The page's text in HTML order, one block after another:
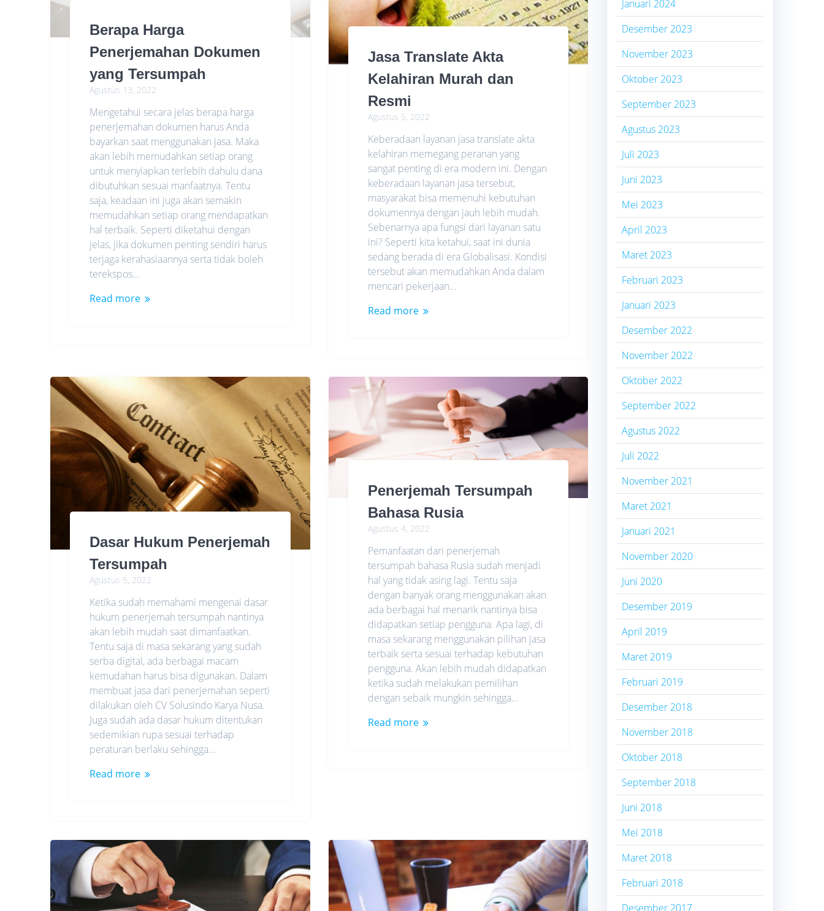
Berapa Harga
Penerjemahan Dokumen
yang Tersumpah
Agustus 13, 2022
Mengetahui secara jelas berapa harga
penerjemahan dokumen harus Anda
bayarkan saat menggunakan jasa. Maka
akan lebih memudahkan setiap orang
untuk menyiapkan terlebih dahulu dana
dibutuhkan sesuai manfaatnya. Tentu
saja, keadaan ini juga akan semakin
memudahkan setiap orang mendapatkan
hal terbaik. Seperti diketahui dengan
jelas, jika dokumen penting sendiri harus
terjaga kerahasiaannya serta tidak boleh
terekspos…
Read more
Jasa Translate Akta
Kelahiran Murah dan
Resmi
Agustus 5, 2022
Keberadaan layanan jasa translate akta
kelahiran memegang peranan yang
sangat penting di era modern ini. Dengan
keberadaan layanan jasa tersebut,
masyarakat bisa memenuhi kebutuhan
dokumennya dengan jauh lebih mudah.
Sebenarnya apa fungsi dari layanan satu
ini? Seperti kita ketahui, saat ini dunia
sedang berada di era Globalisasi. Kondisi
tersebut akan memudahkan Anda dalam
mencari pekerjaan…
Read more
Dasar Hukum Penerjemah
Tersumpah
Agustus 5, 2022
Ketika sudah memahami mengenai dasar
hukum penerjemah tersumpah nantinya
akan lebih mudah saat dimanfaatkan.
Tentu saja di masa sekarang yang sudah
serba digital, ada berbagai macam
kemudahan harus bisa digunakan. Dalam
membuat jasa dari penerjemahan seperti
dilakukan oleh CV Solusindo Karya Nusa.
Juga sudah ada dasar hukum ditentukan
sedemikian rupa sesuai terhadap
peraturan berlaku sehingga…
Read more
Penerjemah Tersumpah
Bahasa Rusia
Agustus 4, 2022
Pemanfaatan dari penerjemah
tersumpah bahasa Rusia sudah menjadi
hal yang tidak asing lagi. Tentu saja
dengan banyak orang menggunakan akan
ada berbagai hal menarik nantinya bisa
didapatkan setiap pengguna. Apa lagi, di
masa sekarang menggunakan pilihan jasa
terbaik serta sesuai terhadap kebutuhan
pengguna. Akan lebih mudah didapatkan
ketika sudah melakukan pemilihan
dengan sebaik mungkin sehingga…
Read more
Januari 2024
Desember 2023
November 2023
Oktober 2023
September 2023
Agustus 2023
Juli 2023
Juni 2023
Mei 2023
April 2023
Maret 2023
Februari 2023
Januari 2023
Desember 2022
November 2022
Oktober 2022
September 2022
Agustus 2022
Juli 2022
November 2021
Maret 2021
Januari 2021
November 2020
Juni 2020
Desember 2019
April 2019
Maret 2019
Februari 2019
Desember 2018
November 2018
Oktober 2018
September 2018
Juni 2018
Mei 2018
Maret 2018
Februari 2018
Desember 2017